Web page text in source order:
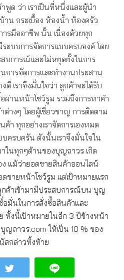
พูด ว่า เราเป็นที่หนึ่งและผู้นำ
น กระเบื้อง ห้องน้ำ ห้องครัว
รมืออาชีพ นั้น เนื่องด้วยทุก
ะบบการจัดการแบบครบองค์ โดย
การณ์และไม่หยุดยั้งในการ
ารจัดการและทำงานประสาน
ดี เราจึงมั่นใจว่า ลูกค้าจะได้รับ
ผ่านหน้าโชว์รูม รวมถึงการหาคำ
างๆ โดยผู้เชี่ยวชาญ การติดตาม
า ทุกอย่างเราจัดการเองหมด
ครบครัน ดังนั้นเราจึงมั่นใจใน
ในทุกๆด้านของบุญถาวร เกิด
ง แม้ว่ายอดขายสินค้าออนไลน์
ขายหน้าโชว์รูม แต่เป้าหมายแรก
กค้าเข้ามามีประสบการณ์บน บุญ
อมั่นในการสั่งซื้อสินค้าและ
ทั้งนี้เป้าหมายในอีก 3 ปีข้างหน้า
ญถาวร.com ให้เป็น 10 % ของ
สกล่าวทิ้งท้าย